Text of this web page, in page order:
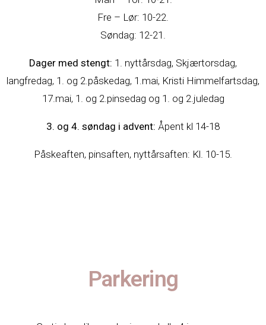
Fre – Lør: 10-22.
Søndag: 12-21.
Dager med stengt: 1. nyttårsdag, Skjærtorsdag,
langfredag, 1. og 2.påskedag, 1.mai, Kristi Himmelfartsdag,
17.mai, 1. og 2.pinsedag og 1. og 2.juledag
3. og 4. søndag i advent: Åpent kl 14-18
Påskeaften, pinsaften, nyttårsaften: Kl. 10-15.
Parkering